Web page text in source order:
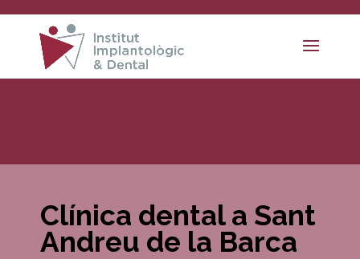
Clínica dental a Sant
Andreu de la Barca